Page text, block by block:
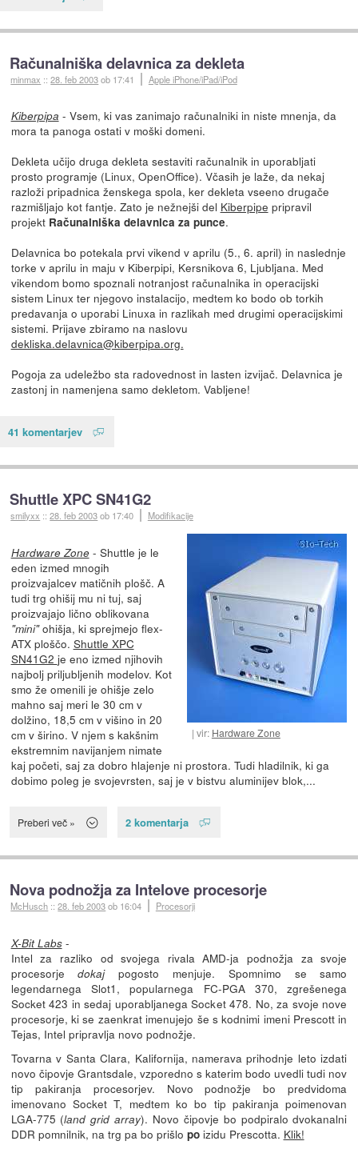
Računalniška delavnica za dekleta
minmax ::28. feb 2003ob 17:41 Apple iPhone/iPad/iPod
Kiberpipa - Vsem, ki vas zanimajo računalniki in niste mnenja, da
mora ta panoga ostati v moški domeni.
Dekleta učijo druga dekleta sestaviti računalnik in uporabljati
prosto programje (Linux, OpenOffice). Včasih je laže, da nekaj
razloži pripadnica ženskega spola, ker dekleta vseeno drugače
razmišljajo kot fantje. Zato je nežnejši del Kiberpipe pripravil
projekt Računalniška delavnica za punce.
Delavnica bo potekala prvi vikend v aprilu (5., 6. april) in naslednje
torke v aprilu in maju v Kiberpipi, Kersnikova 6, Ljubljana. Med
vikendom bomo spoznali notranjost računalnika in operacijski
sistem Linux ter njegovo instalacijo, medtem ko bodo ob torkih
predavanja o uporabi Linuxa in razlikah med drugimi operacijskimi
sistemi. Prijave zbiramo na naslovu
dekliska.delavnica@kiberpipa.org.
Pogoja za udeležbo sta radovednost in lasten izvijač. Delavnica je
zastonj in namenjena samo dekletom. Vabljene!
41 komentarjev
Shuttle XPC SN41G2
smilyxx ::28. feb 2003ob 17:40 Modifikacije
vir: Hardware Zone
Hardware Zone- Shuttle je le
eden izmed mnogih
proizvajalcev matičnih plošč. A
tudi trg ohišij mu ni tuj, saj
proizvajajo lično oblikovana
"mini"ohišja, ki sprejmejo flex-
ATX ploščo. Shuttle XPC
SN41G2 je eno izmed njihovih
najbolj priljubljenih modelov. Kot
smo že omenili je ohišje zelo
mahno saj meri le 30 cm v
dolžino, 18,5 cm v višino in 20
cm v širino. V njem s kakšnim
ekstremnim navijanjem nimate
kaj početi, saj za dobro hlajenje ni prostora. Tudi hladilnik, ki ga
dobimo poleg je svojevrsten, saj je v bistvu aluminijev blok,...
Preberi več » 2 komentarja
Nova podnožja za Intelove procesorje
McHusch ::28. feb 2003ob 16:04 Procesorji
X-Bit Labs-
Intel za razliko od svojega rivala AMD-ja podnožja za svoje
procesorjedokajpogosto menjuje. Spomnimo se samo
legendarnega Slot1, popularnega FC-PGA 370, zgrešenega
Socket 423 in sedaj uporabljanega Socket 478. No, za svoje nove
procesorje, ki se zaenkrat imenujejo še s kodnimi imeni Prescott in
Tejas, Intel pripravlja novo podnožje.
Tovarna v Santa Clara, Kalifornija, namerava prihodnje leto izdati
novo čipovje Grantsdale, vzporedno s katerim bodo uvedli tudi nov
tip pakiranja procesorjev. Novo podnožje bo predvidoma
imenovano Socket T, medtem ko bo tip pakiranja poimenovan
LGA-775 (land grid array). Novo čipovje bo podpiralo dvokanalni
DDR pomnilnik, na trg pa bo prišlo poizidu Prescotta. Klik!